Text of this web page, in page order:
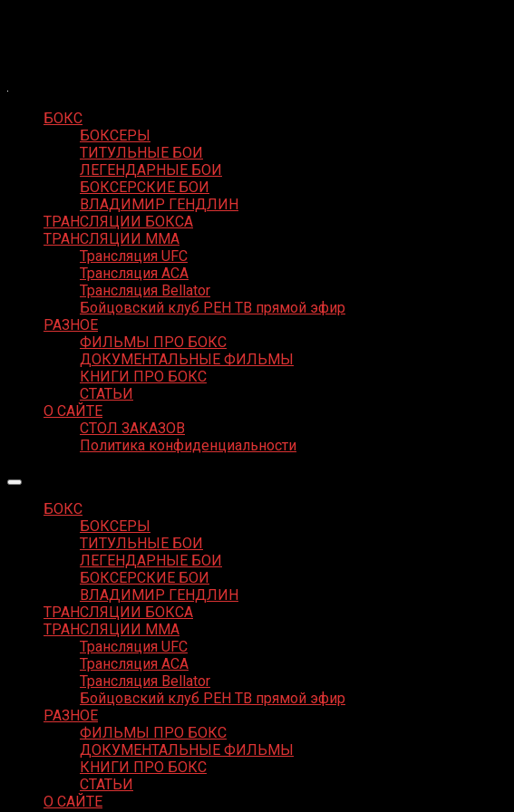
БОКС
БОКСЕРЫ
ТИТУЛЬНЫЕ БОИ
ЛЕГЕНДАРНЫЕ БОИ
БОКСЕРСКИЕ БОИ
ВЛАДИМИР ГЕНДЛИН
ТРАНСЛЯЦИИ БОКСА
ТРАНСЛЯЦИИ MMA
Трансляция UFC
Трансляция ACA
Трансляция Bellator
Бойцовский клуб РЕН ТВ прямой эфир
РАЗНОЕ
ФИЛЬМЫ ПРО БОКС
ДОКУМЕНТАЛЬНЫЕ ФИЛЬМЫ
КНИГИ ПРО БОКС
СТАТЬИ
О САЙТЕ
СТОЛ ЗАКАЗОВ
Политика конфиденциальности
БОКС
БОКСЕРЫ
ТИТУЛЬНЫЕ БОИ
ЛЕГЕНДАРНЫЕ БОИ
БОКСЕРСКИЕ БОИ
ВЛАДИМИР ГЕНДЛИН
ТРАНСЛЯЦИИ БОКСА
ТРАНСЛЯЦИИ MMA
Трансляция UFC
Трансляция ACA
Трансляция Bellator
Бойцовский клуб РЕН ТВ прямой эфир
РАЗНОЕ
ФИЛЬМЫ ПРО БОКС
ДОКУМЕНТАЛЬНЫЕ ФИЛЬМЫ
КНИГИ ПРО БОКС
СТАТЬИ
О САЙТЕ